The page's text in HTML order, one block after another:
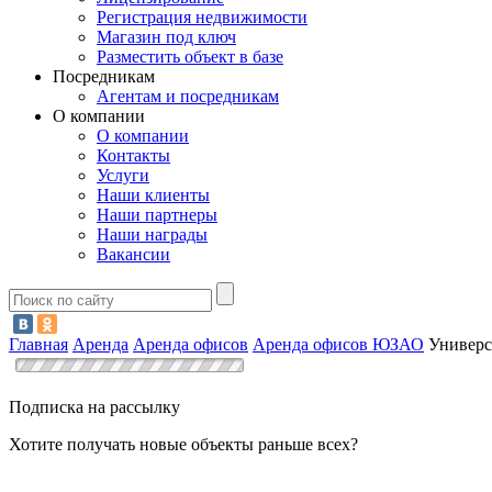
Регистрация недвижимости
Магазин под ключ
Разместить объект в базе
Посредникам
Агентам и посредникам
О компании
О компании
Контакты
Услуги
Наши клиенты
Наши партнеры
Наши награды
Вакансии
Главная Аренда Аренда офисов Аренда офисов ЮЗАО
Подписка на рассылку
Хотите получать новые объекты раньше всех?